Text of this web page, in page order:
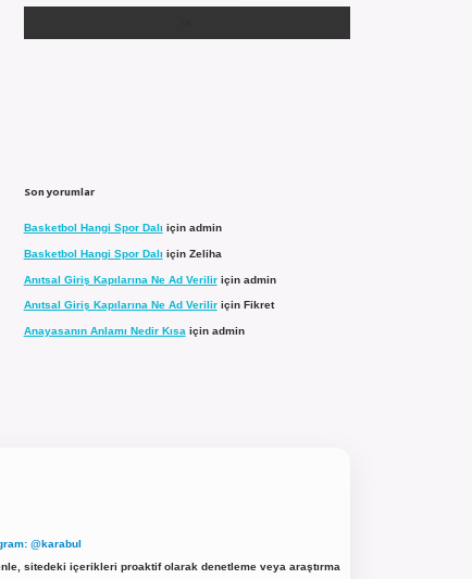
Son yorumlar
Basketbol Hangi Spor Dalı için admin
Basketbol Hangi Spor Dalı için Zeliha
Anıtsal Giriş Kapılarına Ne Ad Veriliriçin admin
Anıtsal Giriş Kapılarına Ne Ad Veriliriçin Fikret
Anayasanın Anlamı Nedir Kısa için admin
@karabul
sitedeki içerikleri proaktif olarak denetleme veya araştırma